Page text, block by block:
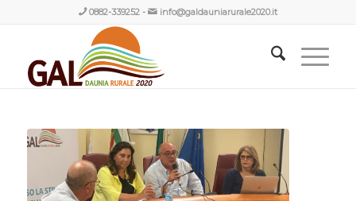
0882-339252- info@galdauniarurale2020.it